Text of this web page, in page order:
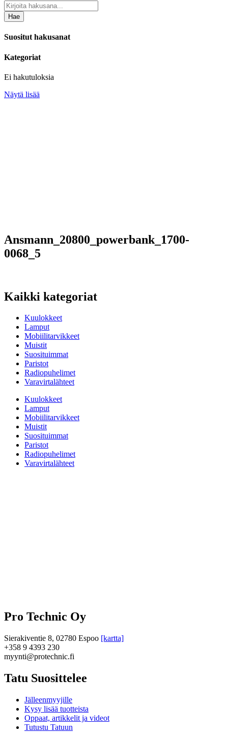
Hae
Suositut hakusanat
Kategoriat
Ei hakutuloksia
Näytä lisää
Ansmann_20800_powerbank_1700-
0068_5
Kaikki kategoriat
Kuulokkeet
Lamput
Mobiilitarvikkeet
Muistit
Suosituimmat
Paristot
Radiopuhelimet
Varavirtalähteet
Kuulokkeet
Lamput
Mobiilitarvikkeet
Muistit
Suosituimmat
Paristot
Radiopuhelimet
Varavirtalähteet
Pro Technic Oy
Sierakiventie 8, 02780 Espoo [kartta]
+358 9 4393 230
myynti@protechnic.fi
Tatu Suosittelee
Jälleenmyyjille
Kysy lisää tuotteista
Oppaat, artikkelit ja videot
Tutustu Tatuun